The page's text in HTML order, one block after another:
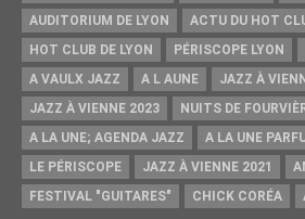
AUDITORIUM DE LYON
ACTU DU HOT
HOT CLUB DE LYON
PÉRISCOPE LYON
A VAULX JAZZ
A L AUNE JAZZ À
JAZZ À VIENNE 2023
NUITS DE
A LA UNE; AGENDA JAZZ
A LA UNE
LE PÉRISCOPE
JAZZ À VIENNE 2021
FESTIVAL "GUITARES"
CHICK CORÉA